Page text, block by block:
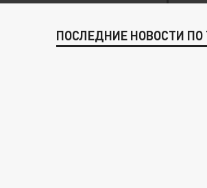
ПОСЛЕДНИЕ НОВОСТИ